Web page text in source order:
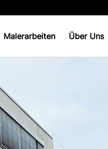
Malerarbeiten Über Uns